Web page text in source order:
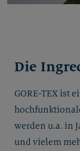
Die
GORE-TEX ist
werden u.a. in
und vielem